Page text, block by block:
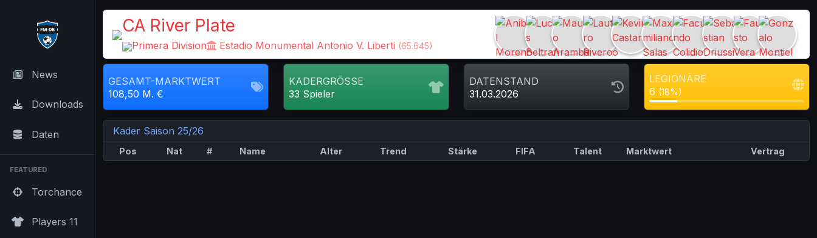
News
Downloads
Daten
FEATURED
Torchance
Players 11
CA River Plate
Primera Division Estadio Monumental Antonio V. Liberti (65.645)
GESAMT-MARKTWERT
108,50 M. €
KADERGRÖSSE
33 Spieler
DATENSTAND
31.03.2026
LEGIONÄRE
6 (18%)
Kader Saison 25/26
Pos Nat # Name Alter Trend Stärke FIFA Talent Marktwert Vertrag